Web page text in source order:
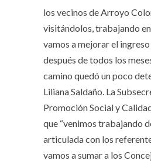
los vecinos de Arroyo
visitándolos, trabajando
vamos a mejorar el
después de todos los
camino quedó un poco
Liliana Saldaño. La
Promoción Social y
que “venimos trabajando
articulada con los
vamos a sumar a los